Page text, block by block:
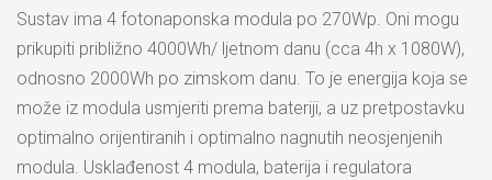
Sustav ima 4 fotonaponska modula po 270Wp. Oni mogu
prikupiti približno 4000Wh/ ljetnom danu (cca 4h x 1080W),
odnosno 2000Wh po zimskom danu. To je energija koja se
može iz modula usmjeriti prema bateriji, a uz pretpostavku
optimalno orijentiranih i optimalno nagnutih neosjenjenih
modula. Usklađenost 4 modula, baterija i regulatora